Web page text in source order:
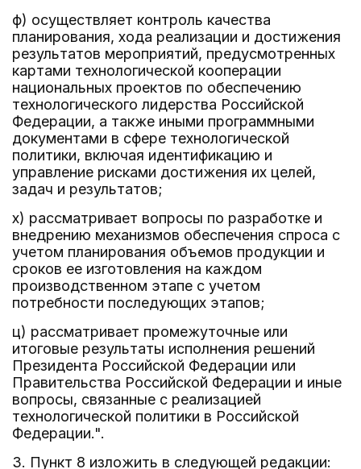
ф) осуществляет контроль качества
планирования, хода реализации и достижения
результатов мероприятий, предусмотренных
картами технологической кооперации
национальных проектов по обеспечению
технологического лидерства Российской
Федерации, а также иными программными
документами в сфере технологической
политики, включая идентификацию и
управление рисками достижения их целей,
задач и результатов;
х) рассматривает вопросы по разработке и
внедрению механизмов обеспечения спроса с
учетом планирования объемов продукции и
сроков ее изготовления на каждом
производственном этапе с учетом
потребности последующих этапов;
ц) рассматривает промежуточные или
итоговые результаты исполнения решений
Президента Российской Федерации или
Правительства Российской Федерации и иные
вопросы, связанные с реализацией
технологической политики в Российской
Федерации.".
3. Пункт 8 изложить в следующей редакции: